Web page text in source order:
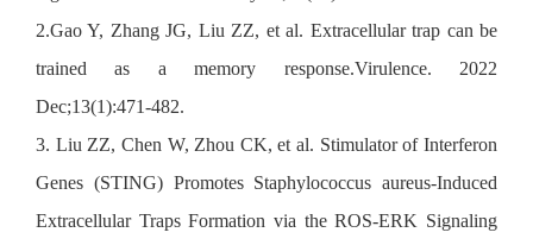
2.Gao Y, Zhang JG, Liu ZZ, et al. Extracellular trap can be
trained as a memory response.Virulence. 2022
Dec;13(1):471-482.
3. Liu ZZ, Chen W, Zhou CK, et al. Stimulator of Interferon
Genes (STING) Promotes Staphylococcus aureus-Induced
Extracellular Traps Formation via the ROS-ERK Signaling